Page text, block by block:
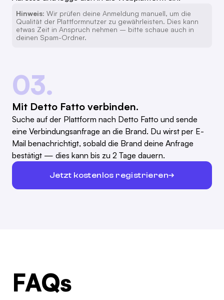
Hinweis: Wir prüfen deine Anmeldung manuell, um die
Qualität der Plattformnutzer zu gewährleisten. Dies kann
etwas Zeit in Anspruch nehmen – bitte schaue auch in
deinen Spam-Ordner.
03.
Mit Detto Fatto verbinden.
Suche auf der Plattform nach Detto Fatto und sende
eine Verbindungsanfrage an die Brand. Du wirst per E-
Mail benachrichtigt, sobald die Brand deine Anfrage
bestätigt — dies kann bis zu 2 Tage dauern.
Jetzt kostenlos registrieren
FAQs